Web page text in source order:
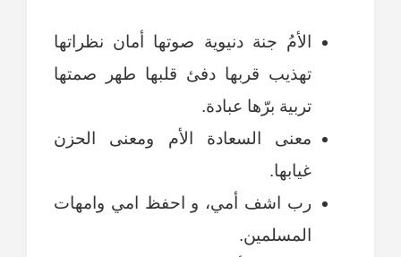
الأمُ جنة دنيوية صوتها أمان نظراتها
تهذيب قربها دفئ قلبها طهر صمتها
تربية برّها عبادة.
معنى السعادة الأم ومعنى الحزن
غيابها.
رب اشف أمي، و احفظ امي وامهات
المسلمين.